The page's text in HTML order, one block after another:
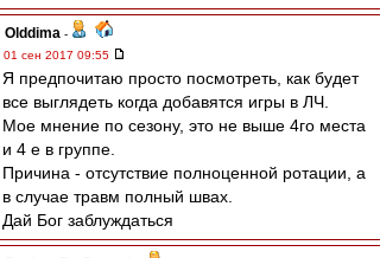
Olddima -
01 сен 2017 09:55
Я предпочитаю просто посмотреть, как будет
все выглядеть когда добавятся игры в ЛЧ.
Мое мнение по сезону, это не выше 4го места
и 4 е в группе.
Причина - отсутствие полноценной ротации, а
в случае травм полный швах.
Дай Бог заблуждаться